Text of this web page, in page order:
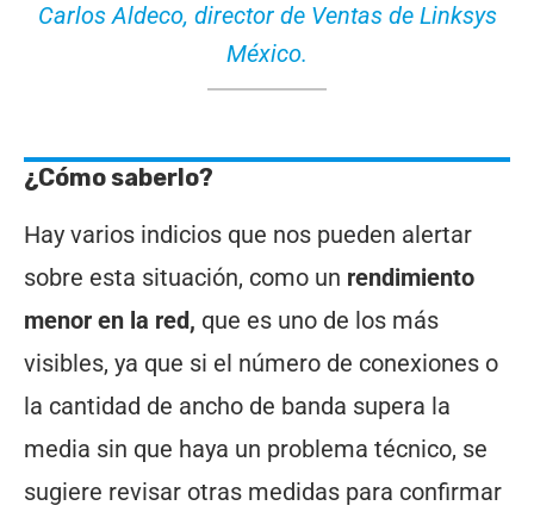
Carlos Aldeco, director de Ventas de Linksys
México.
¿Cómo saberlo?
Hay varios indicios que nos pueden alertar
sobre esta situación, como un rendimiento
menor en la red, que es uno de los más
visibles, ya que si el número de conexiones o
la cantidad de ancho de banda supera la
media sin que haya un problema técnico, se
sugiere revisar otras medidas para confirmar